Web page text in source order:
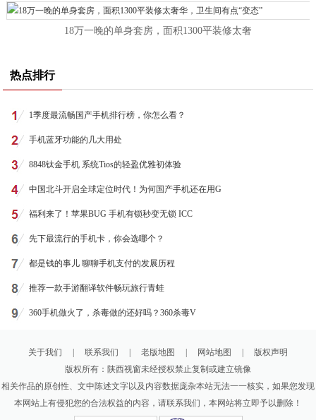
18万一晚的单身套房，面积1300平装修太奢
热点排行
1季度最流畅国产手机排行榜，你怎么看？
手机蓝牙功能的几大用处
8848钛金手机 系统Tios的轻盈优雅初体验
中国北斗开启全球定位时代！为何国产手机还在用G
福利来了！苹果BUG 手机有锁秒变无锁 ICC
先下最流行的手机卡，你会选哪个？
都是钱的事儿 聊聊手机支付的发展历程
推荐一款手游翻译软件畅玩旅行青蛙
360手机做火了，杀毒做的还好吗？360杀毒V
关于我们 联系我们 老版地图 网站地图
版权声明
版权所有：陕西视窗未经授权禁止复制或建立镜像
相关作品的原创性、文中陈述文字以及内容数据庞杂本站无法一一核实，如果您发现
本网站上有侵犯您的合法权益的内容，请联系我们，本网站将立即予以删除！